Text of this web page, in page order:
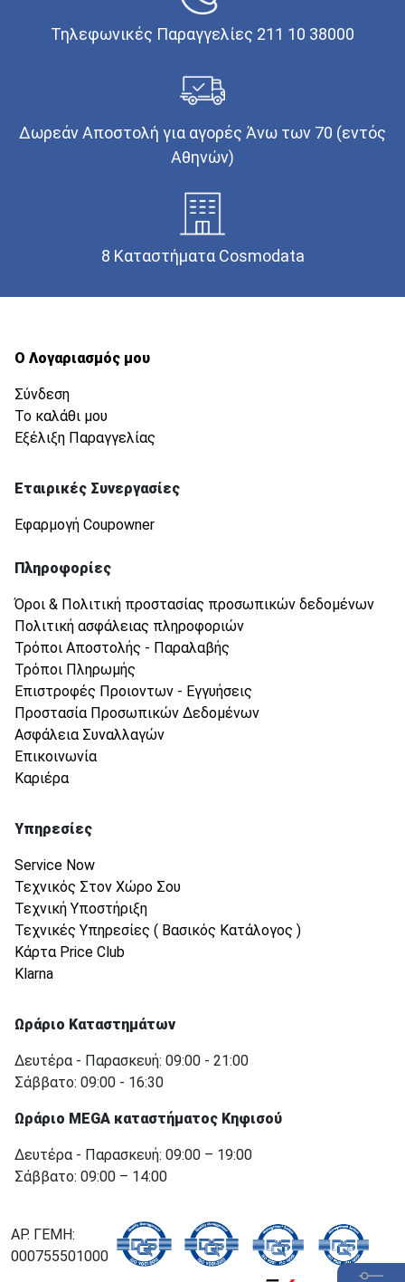
Τηλεφωνικές Παραγγελίες 211 10 38000
Δωρεάν Αποστολή για αγορές Άνω των 70 (εντός
Αθηνών)
8 Καταστήματα Cosmodata
Ο Λογαριασμός μου
Σύνδεση
Το καλάθι μου
Εξέλιξη Παραγγελίας
Εταιρικές Συνεργασίες
Εφαρμογή Coupowner
Πληροφορίες
Όροι & Πολιτική προστασίας προσωπικών δεδομένων
Πολιτική ασφάλειας πληροφοριών
Τρόποι Αποστολής - Παραλαβής
Τρόποι Πληρωμής
Επιστροφές Προιοντων - Εγγυήσεις
Προστασία Προσωπικών Δεδομένων
Ασφάλεια Συναλλαγών
Επικοινωνία
Καριέρα
Υπηρεσίες
Service Now
Τεχνικός Στον Χώρο Σου
Τεχνική Υποστήριξη
Τεχνικές Υπηρεσίες ( Βασικός Κατάλογος )
Κάρτα Price Club
Klarna
Ωράριο Καταστημάτων
Δευτέρα - Παρασκευή: 09:00 - 21:00
Σάββατο: 09:00 - 16:30
Ωράριο MEGA καταστήματος Κηφισού
Δευτέρα - Παρασκευή: 09:00 – 19:00
Σάββατο: 09:00 – 14:00
ΑΡ. ΓΕΜΗ:
000755501000